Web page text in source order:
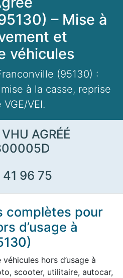
– Mise à
et
véhicules
(95130) :
à la casse, reprise
VEI.
AGRÉÉ
41 96 75
complètes pour
d’usage à
hors d’usage à
scooter, utilitaire, autocar,